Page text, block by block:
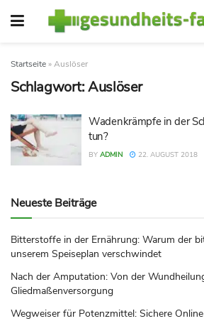
Startseite »Auslöser
Schlagwort:Auslöser
Wadenkrämpfe in der
tun?
BY ADMIN 22. AUGUST 2018
Neueste Beiträge
Bitterstoffe in der Ernährung: Warum der
unserem Speiseplan verschwindet
Nach der Amputation: Von der
Gliedmaßenversorgung
Wegweiser für Potenzmittel: Sichere